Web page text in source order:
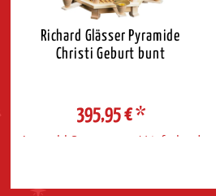
Richard Glässer Pyramide
Christi Geburt bunt
395,95 €*
Auswahl Steuerzone / Lieferland